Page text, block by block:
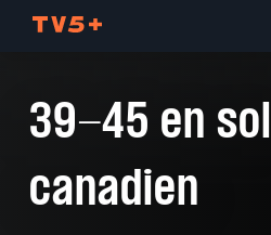
39-45 en sol
canadien